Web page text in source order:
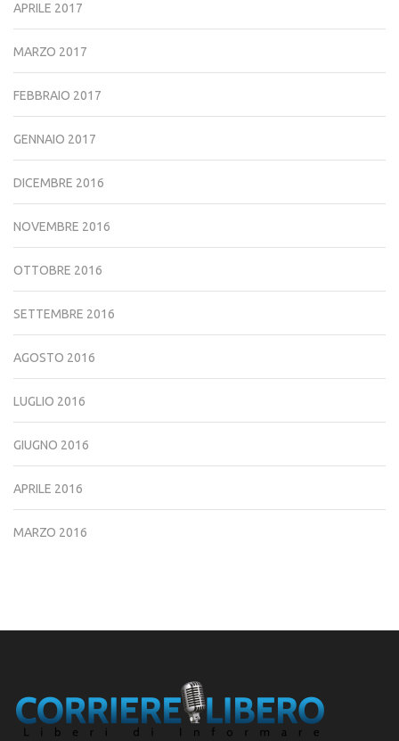
APRILE 2017
MARZO 2017
FEBBRAIO 2017
GENNAIO 2017
DICEMBRE 2016
NOVEMBRE 2016
OTTOBRE 2016
SETTEMBRE 2016
AGOSTO 2016
LUGLIO 2016
GIUGNO 2016
APRILE 2016
MARZO 2016